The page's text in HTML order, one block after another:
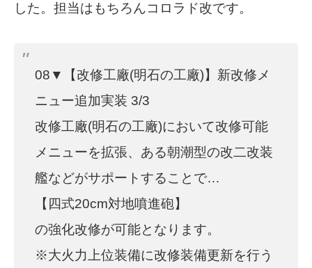
した。担当はもちろんコロラド改です。
08▼【改修工廠(明石の工廠)】新改修メ
ニュー追加実装 3/3
改修工廠(明石の工廠)において改修可能
メニューを拡張、ある朝潮型の改二改装
艦などがサポートすることで…
【四式20cm対地噴進砲】
の強化改修が可能となります。
※大火力上位装備に改修装備更新を行う